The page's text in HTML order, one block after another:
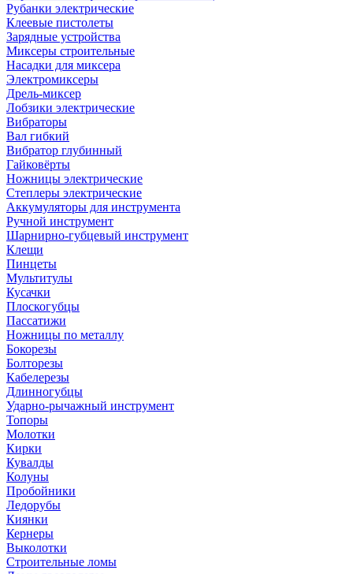
Рубанки электрические
Клеевые пистолеты
Зарядные устройства
Миксеры строительные
Насадки для миксера
Электромиксеры
Дрель-миксер
Лобзики электрические
Вибраторы
Вал гибкий
Вибратор глубинный
Гайковёрты
Ножницы электрические
Степлеры электрические
Аккумуляторы для инструмента
Ручной инструмент
Шарнирно-губцевый инструмент
Клещи
Пинцеты
Мультитулы
Кусачки
Плоскогубцы
Пассатижи
Ножницы по металлу
Бокорезы
Болторезы
Кабелерезы
Длинногубцы
Ударно-рычажный инструмент
Топоры
Молотки
Кирки
Кувалды
Колуны
Пробойники
Ледорубы
Киянки
Кернеры
Выколотки
Строительные ломы